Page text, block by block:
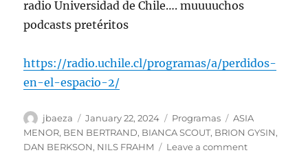
radio Universidad de Chile…. muuuuchos
podcasts pretéritos
https://radio.uchile.cl/programas/a/perdidos-
en-el-espacio-2/
Author
jbaeza
Posted
on
January 22, 2024 Categories
Programas Tags
ASIA
MENOR, BEN BERTRAND, BIANCA SCOUT, BRION GYSIN,
DAN BERKSON, NILS FRAHM Leave a commenton